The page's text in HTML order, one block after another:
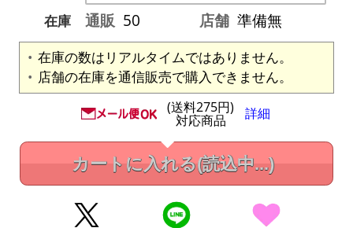
在庫
通販 50 店舗 準備無
在庫の数はリアルタイムではありません。
店舗の在庫を通信販売で購入できません。
(送料275円)
対応商品 詳細
カートに入れる(読込中...)